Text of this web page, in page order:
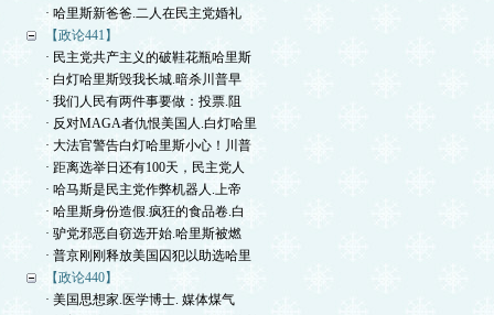
· 哈里斯新爸爸.二人在民主党婚礼
【政论441】
· 民主党共产主义的破鞋花瓶哈里斯
· 白灯哈里斯毁我长城.暗杀川普早
· 我们人民有两件事要做：投票.阻
· 反对MAGA者仇恨美国人.白灯哈里
· 大法官警告白灯哈里斯小心！川普
· 距离选举日还有100天，民主党人
· 哈马斯是民主党作弊机器人.上帝
· 哈里斯身份造假.疯狂的食品卷.白
· 驴党邪恶自窃选开始.哈里斯被燃
· 普京刚刚释放美国囚犯以助选哈里
【政论440】
· 美国思想家.医学博士. 媒体煤气